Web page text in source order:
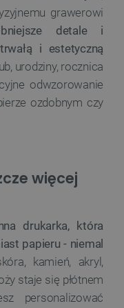
grawerowi
detale i
i estetyczną
urodziny, rocznica
odwzorowanie
ozdobnym czy
więcej
drukarka, która
papieru - niemal
kamień, akryl,
staje się płótnem
personalizować